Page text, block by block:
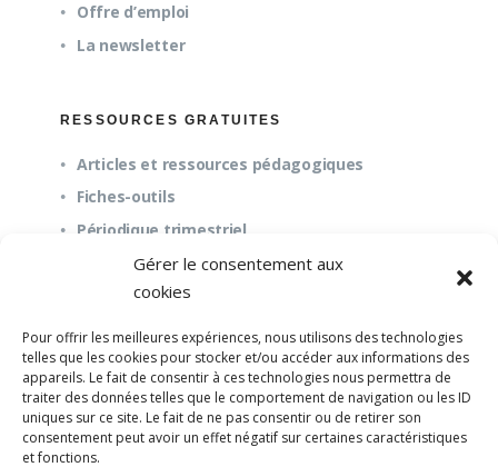
Gérer le consentement aux
cookies
Pour offrir les meilleures expériences, nous utilisons des technologies
telles que les cookies pour stocker et/ou accéder aux informations des
appareils. Le fait de consentir à ces technologies nous permettra de
traiter des données telles que le comportement de navigation ou les ID
uniques sur ce site. Le fait de ne pas consentir ou de retirer son
consentement peut avoir un effet négatif sur certaines caractéristiques
et fonctions.
Offre d’emploi
La newsletter
RESSOURCES GRATUITES
Articles et ressources pédagogiques
Fiches-outils
Périodique trimestriel
À propos
Questions fréquentes (FAQ)
Mission et pédagogie